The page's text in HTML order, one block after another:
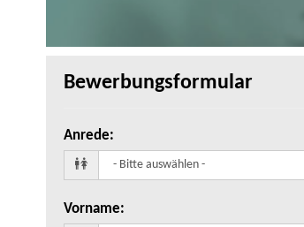
Bewerbungsformular
Anrede:
Vorname: